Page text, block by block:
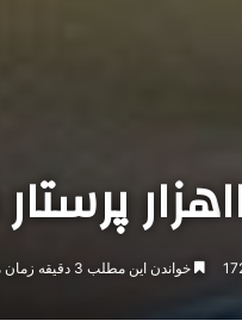
خواندن این مطلب 3 دقیقه زمان میبرد